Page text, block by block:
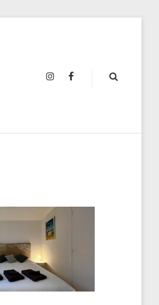
INSTAGRAMFACEBOOK